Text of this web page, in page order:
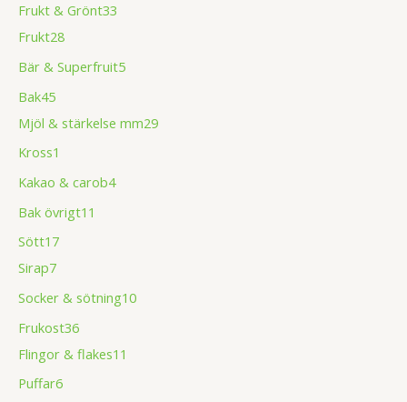
Frukt & Grönt33
Frukt28
Bär & Superfruit5
Bak45
Mjöl & stärkelse mm29
Kross1
Kakao & carob4
Bak övrigt11
Sött17
Sirap7
Socker & sötning10
Frukost36
Flingor & flakes11
Puffar6